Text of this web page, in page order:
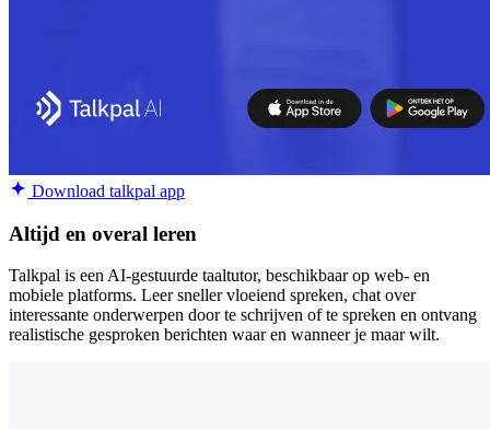
Download talkpal app
Altijd en overal leren
Talkpal is een AI-gestuurde taaltutor, beschikbaar op web- en
mobiele platforms. Leer sneller vloeiend spreken, chat over
interessante onderwerpen door te schrijven of te spreken en ontvang
realistische gesproken berichten waar en wanneer je maar wilt.